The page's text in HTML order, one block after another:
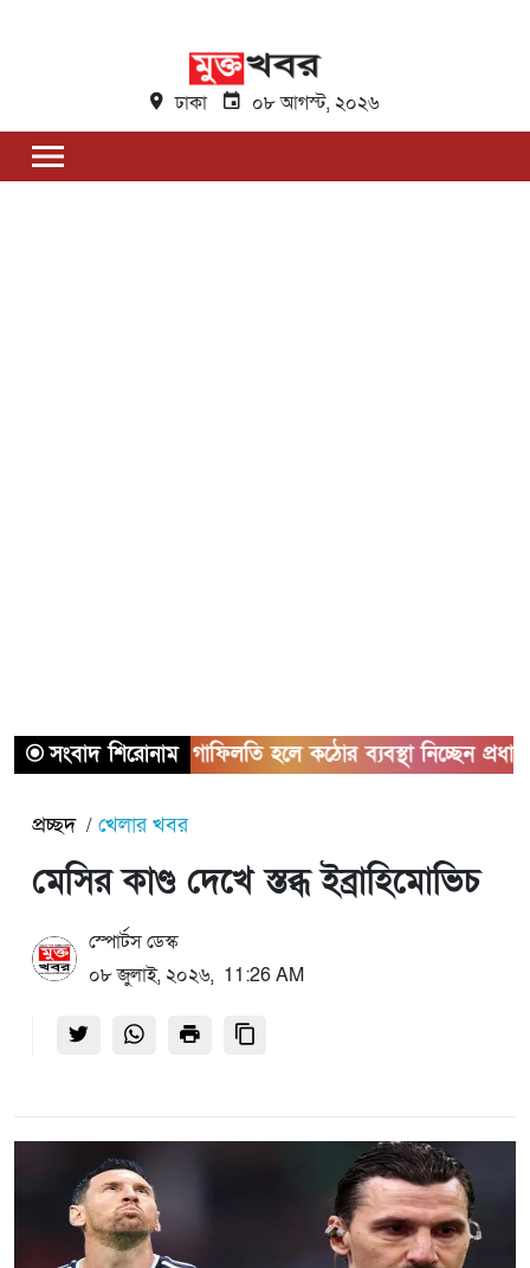
ঢাকা ০৮ আগস্ট, ২০২৬
সংবাদ শিরোনাম
সরকারি কাজে গাফিলতি হলে কঠোর ব্যবস্থা নিচ্ছেন প্রধানমন্ত্রী:
প্রচ্ছদ খেলার খবর
মেসির কাণ্ড দেখে স্তব্ধ ইব্রাহিমোভিচ
স্পোর্টস ডেস্ক
০৮ জুলাই, ২০২৬, 11:26 AM